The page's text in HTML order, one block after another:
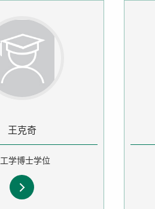
王克奇
工学博士学位